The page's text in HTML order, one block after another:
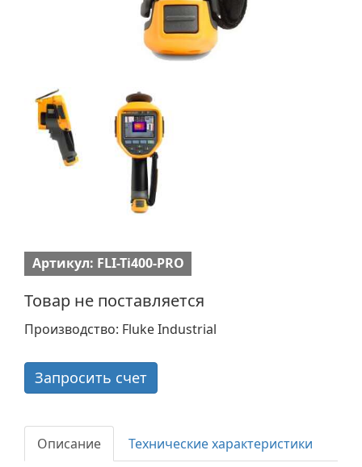
Артикул: FLI-Ti400-PRO
Товар не поставляется
Производство: Fluke Industrial
Запросить счет
Описание Технические характеристики